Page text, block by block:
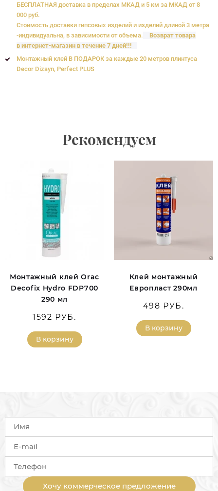
БЕСПЛАТНАЯ доставка в пределах МКАД и 5 км за МКАД от 8
000 руб.
Стоимость доставки гипсовых изделий и изделий длиной 3 метра
-индивидуальна, в зависимости от объема.
Возврат товара
в интернет-магазин в течение 7 дней!!!
Монтажный клей В ПОДАРОК за каждые 20 метров плинтуса
Decor Dizayn, Perfect PLUS
Рекомендуем
Монтажный клей Orac
Decofix Hydro FDP700
290 мл
1592 РУБ.
В корзину
Клей монтажный
Европласт 290мл
498 РУБ.
В корзину
Хочу коммерческое предложение